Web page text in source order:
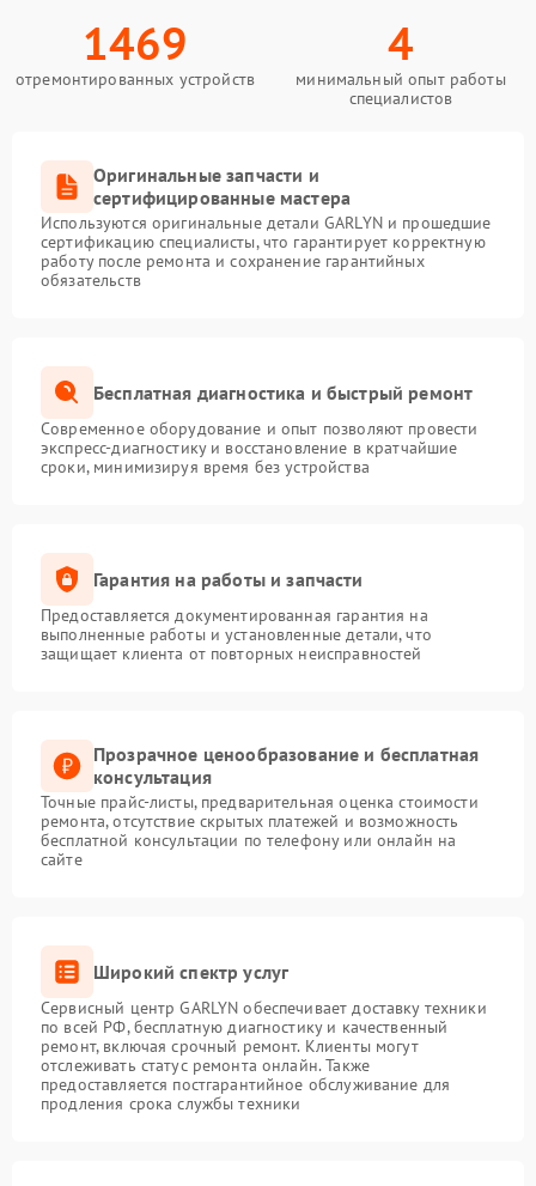
1469
отремонтированных устройств
4
минимальный опыт работы
специалистов
Оригинальные запчасти и
сертифицированные мастера
Используются оригинальные детали GARLYN и прошедшие
сертификацию специалисты, что гарантирует корректную
работу после ремонта и сохранение гарантийных
обязательств
Бесплатная диагностика и быстрый ремонт
Современное оборудование и опыт позволяют провести
экспресс-диагностику и восстановление в кратчайшие
сроки, минимизируя время без устройства
Гарантия на работы и запчасти
Предоставляется документированная гарантия на
выполненные работы и установленные детали, что
защищает клиента от повторных неисправностей
Прозрачное ценообразование и бесплатная
консультация
Точные прайс-листы, предварительная оценка стоимости
ремонта, отсутствие скрытых платежей и возможность
бесплатной консультации по телефону или онлайн на
сайте
Широкий спектр услуг
Сервисный центр GARLYN обеспечивает доставку техники
по всей РФ, бесплатную диагностику и качественный
ремонт, включая срочный ремонт. Клиенты могут
отслеживать статус ремонта онлайн. Также
предоставляется постгарантийное обслуживание для
продления срока службы техники